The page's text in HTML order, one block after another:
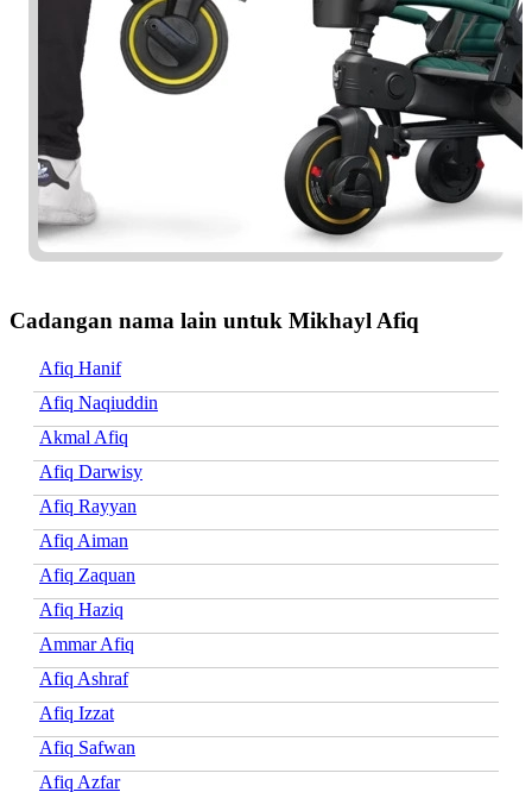
Cadangan nama lain untuk Mikhayl Afiq
Afiq Hanif
Afiq Naqiuddin
Akmal Afiq
Afiq Darwisy
Afiq Rayyan
Afiq Aiman
Afiq Zaquan
Afiq Haziq
Ammar Afiq
Afiq Ashraf
Afiq Izzat
Afiq Safwan
Afiq Azfar